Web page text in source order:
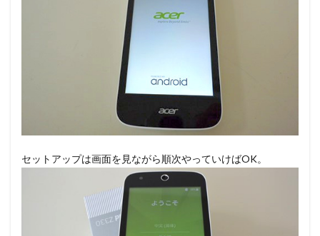
セットアップは画面を見ながら順次やっていけばOK。